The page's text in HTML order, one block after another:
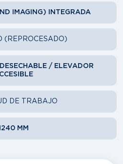
IMAGING) INTEGRADA
(REPROCESADO)
/ ELEVADOR
DE TRABAJO
MM